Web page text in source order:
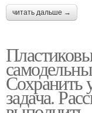
читать дальше →
Сохранить
задача.